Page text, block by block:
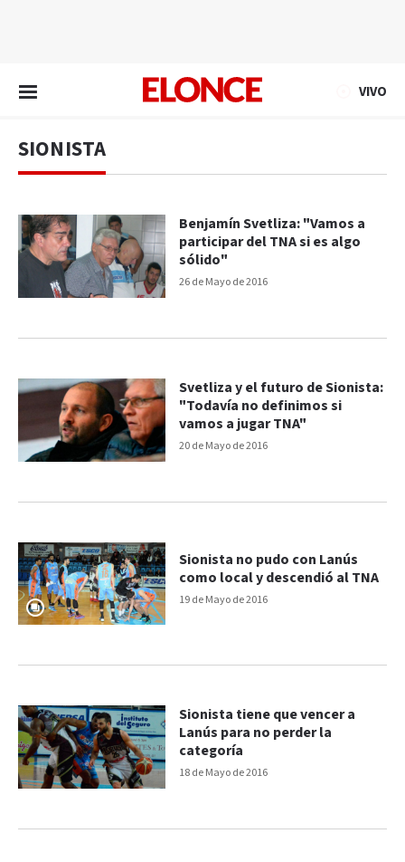
VIVO
SIONISTA
26 de Mayo de 2016
Benjamín Svetliza: "Vamos a
participar del TNA si es algo
sólido"
20 de Mayo de 2016
Svetliza y el futuro de Sionista:
"Todavía no definimos si
vamos a jugar TNA"
19 de Mayo de 2016
Sionista no pudo con Lanús
como local y descendió al TNA
18 de Mayo de 2016
Sionista tiene que vencer a
Lanús para no perder la
categoría